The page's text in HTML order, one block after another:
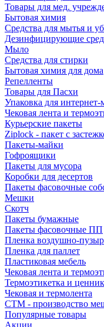
Товары для мед.
Бытовая химия
Средства для мытья и
Дезинфицирующие
Мыло
Средства для стирки
Бытовая химия для дома
Репелленты
Товары для Пасхи
Упаковка для
Чековая лента и
Курьерские пакеты
Ziplock - пакет с
Пакеты-майки
Гофроящики
Пакеты для мусора
Коробки для десертов
Пакеты фасовочные
Мешки
Скотч
Пакеты бумажные
Пакеты фасовочные ПП
Пленка воздушно-
Пленка для паллет
Пластиковая мебель
Чековая лента и
Термоэтикетка и
Чековая и термолента
СТМ - производство
Популярные товары
Акции